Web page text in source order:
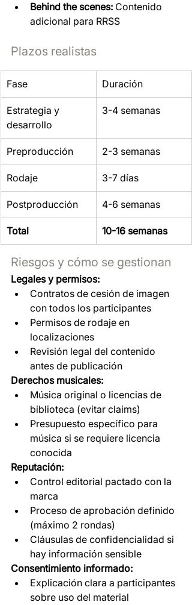
Behind the scenes: Contenido
adicional para RRSS
Plazos realistas
Fase Duración
Estrategia y
desarrollo
3-4 semanas
Preproducción 2-3 semanas
Rodaje 3-7 días
Postproducción 4-6 semanas
Total 10-16 semanas
Riesgos y cómo se gestionan
Legales y permisos:
Contratos de cesión de imagen
con todos los participantes
Permisos de rodaje en
localizaciones
Revisión legal del contenido
antes de publicación
Derechos musicales:
Música original o licencias de
biblioteca (evitar claims)
Presupuesto específico para
música si se requiere licencia
conocida
Reputación:
Control editorial pactado con la
marca
Proceso de aprobación definido
(máximo 2 rondas)
Cláusulas de confidencialidad si
hay información sensible
Consentimiento informado:
Explicación clara a participantes
sobre uso del material